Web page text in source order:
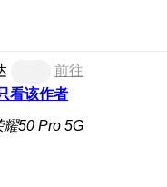
前往
看该作者
耀50 Pro 5G